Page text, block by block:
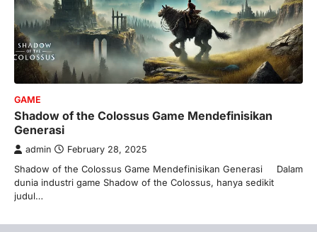
GAME
Shadow of the Colossus Game Mendefinisikan
Generasi
admin February 28, 2025
Shadow of the Colossus Game Mendefinisikan Generasi Dalam
dunia industri game Shadow of the Colossus, hanya sedikit
judul…